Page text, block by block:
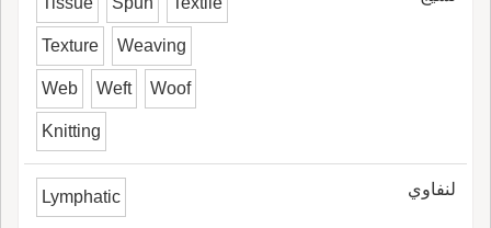
Texture Weaving
Web Weft Woof
Knitting
لنفاوي Lymphatic